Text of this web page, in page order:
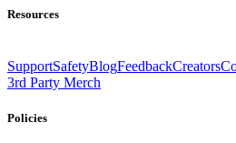
Resources
SupportSafetyBlogFeedbackCreators
3rd Party Merch
Policies